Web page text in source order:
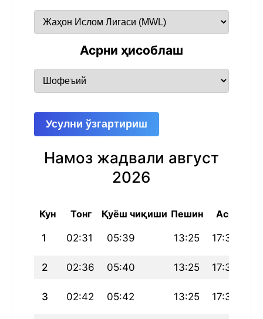
Асрни ҳисоблаш
Усулни ўзгартириш
Намоз жадвали август
2026
Кун Тонг Қуёш чиқиши Пешин Аср
1 02:31 05:39 13:25 17:36
2 02:36 05:40 13:25 17:36
3 02:42 05:42 13:25 17:35